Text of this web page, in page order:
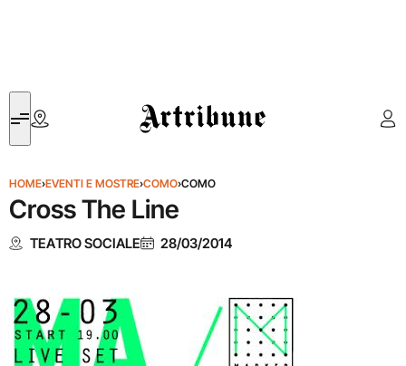
Artribune
HOME›EVENTI E MOSTRE›COMO›COMO
Cross The Line
TEATRO SOCIALE 28/03/2014